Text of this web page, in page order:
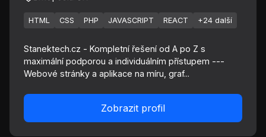
HTML CSS PHP JAVASCRIPT REACT +24 další
Stanektech.cz - Kompletní řešení od A po Z s
maximální podporou a individuálním přístupem ---
Webové stránky a aplikace na míru, graf...
Zobrazit profil